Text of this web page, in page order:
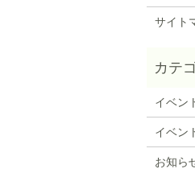
サイト
イベン
イベン
お知ら